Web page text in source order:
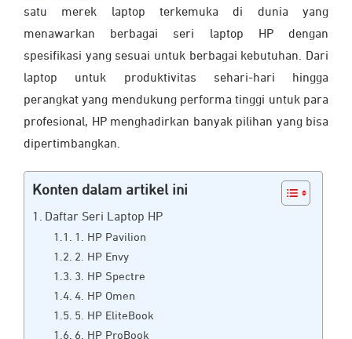
satu merek laptop terkemuka di dunia yang
menawarkan berbagai seri laptop HP dengan
spesifikasi yang sesuai untuk berbagai kebutuhan. Dari
laptop untuk produktivitas sehari-hari hingga
perangkat yang mendukung performa tinggi untuk para
profesional, HP menghadirkan banyak pilihan yang bisa
dipertimbangkan.
Konten dalam artikel ini
Daftar Seri Laptop HP
1. HP Pavilion
2. HP Envy
3. HP Spectre
4. HP Omen
5. HP EliteBook
6. HP ProBook